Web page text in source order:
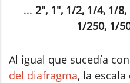
... 2", 1", 1/2, 1/4, 1/
1/250, 1/
Al igual que sucedía
del diafragma, la